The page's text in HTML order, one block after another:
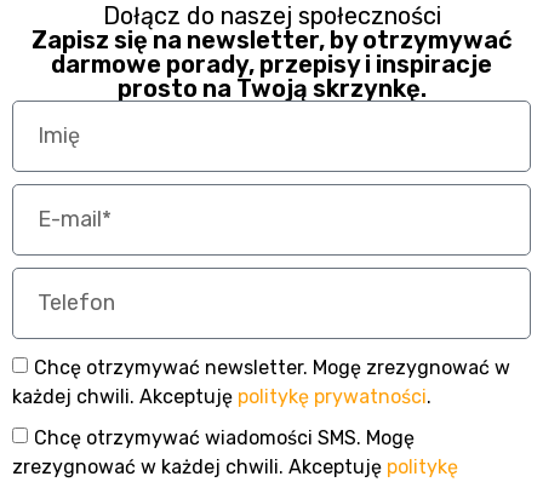
Dołącz do naszej społeczności
Zapisz się na newsletter, by otrzymywać
darmowe porady, przepisy i inspiracje
prosto na Twoją skrzynkę.
Chcę otrzymywać newsletter. Mogę zrezygnować w
każdej chwili. Akceptuję politykę prywatności.
Chcę otrzymywać wiadomości SMS. Mogę
zrezygnować w każdej chwili. Akceptuję politykę